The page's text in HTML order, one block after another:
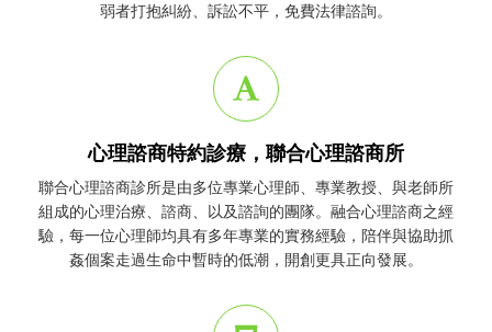
弱者打抱糾紛、訴訟不平，免費法律諮詢。
心理諮商特約診療，聯合心理諮商所
聯合心理諮商診所是由多位專業心理師、專業教授、與老師所
組成的心理治療、諮商、以及諮詢的團隊。融合心理諮商之經
驗，每一位心理師均具有多年專業的實務經驗，陪伴與協助抓
姦個案走過生命中暫時的低潮，開創更具正向發展。